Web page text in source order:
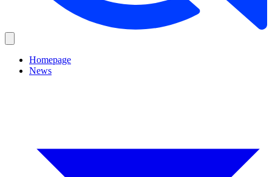
Homepage
News